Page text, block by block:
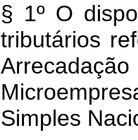
§ 1º O
tributários
Simples